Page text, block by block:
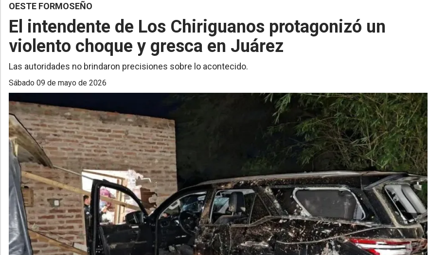
OESTE FORMOSEÑO
El intendente de Los Chiriguanos protagonizó un
violento choque y gresca en Juárez
Las autoridades no brindaron precisiones sobre lo acontecido.
sábado 09 de mayo de 2026